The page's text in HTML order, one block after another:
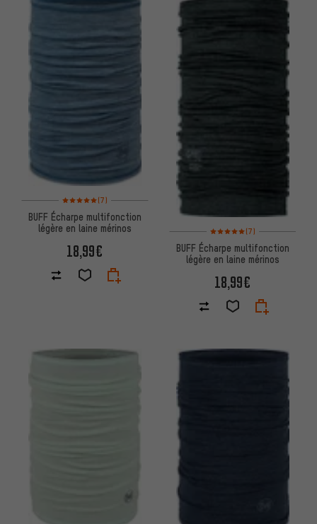
Note moyenne : 5 sur 5 d'après 7 avis
(7)
BUFF Écharpe multifonction
légère en laine mérinos
18,99€
Note moyenne : 5 sur 5
(7)
BUFF Écharpe multifonction
légère en laine mérinos
18,99€